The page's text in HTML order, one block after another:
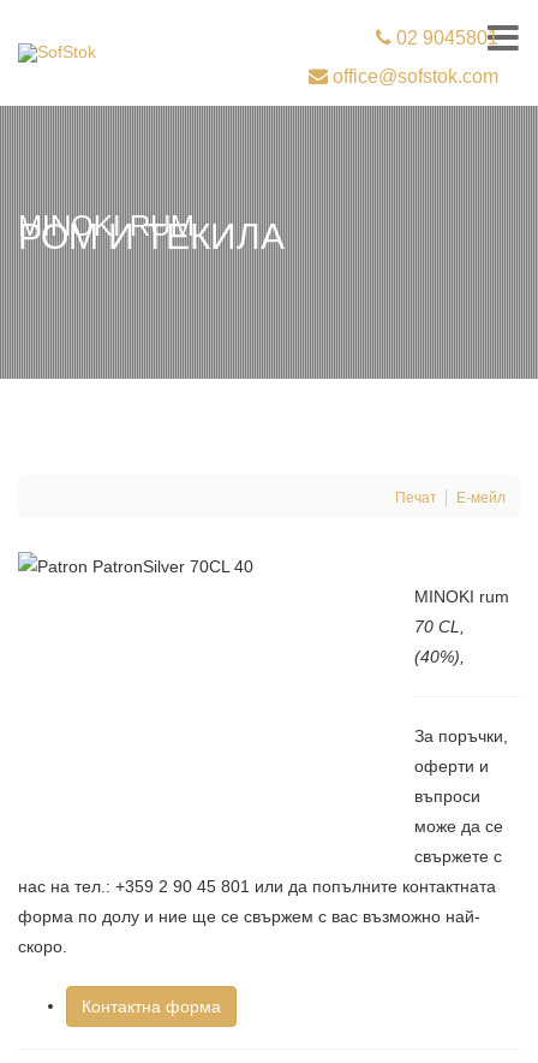
02 9045801
office@sofstok.com
РОМ И ТЕКИЛА
MINOKI RUM
Печат Е-мейл
MINOKI rum
70 CL,
(40%),
За поръчки,
оферти и
въпроси
може да се
свържете с
нас на тел.: +359 2 90 45 801 или да попълните контактната
форма по долу и ние ще се свържем с вас възможно най-
скоро.
Контактна форма